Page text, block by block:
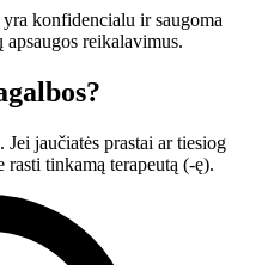
konfidencialu ir saugoma
reikalavimus.
jaučiatės prastai ar tiesiog
rasti tinkamą terapeutą (-ę).